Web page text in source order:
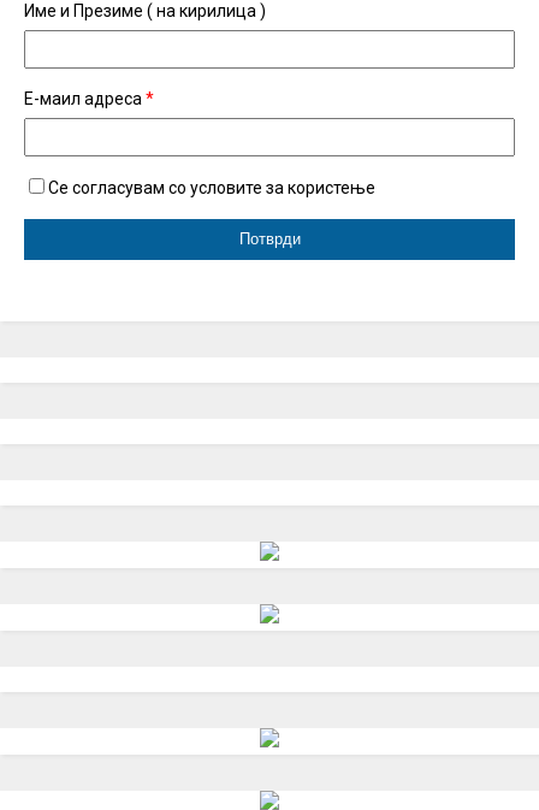
Име и Презиме ( на кирилица )
Е-маил адреса *
Се согласувам со условите за користење